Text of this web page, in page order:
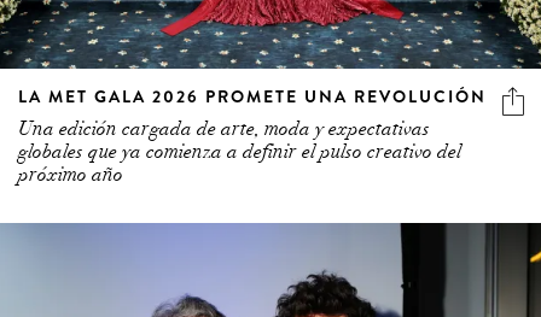
LA MET GALA 2026 PROMETE UNA REVOLUCIÓN
Una edición cargada de arte, moda y expectativas
globales que ya comienza a definir el pulso creativo del
próximo año